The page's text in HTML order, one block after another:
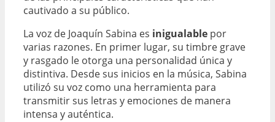
cautivado a su público.
La voz de Joaquín Sabina es inigualable por
varias razones. En primer lugar, su timbre grave
y rasgado le otorga una personalidad única y
distintiva. Desde sus inicios en la música, Sabina
utilizó su voz como una herramienta para
transmitir sus letras y emociones de manera
intensa y auténtica.